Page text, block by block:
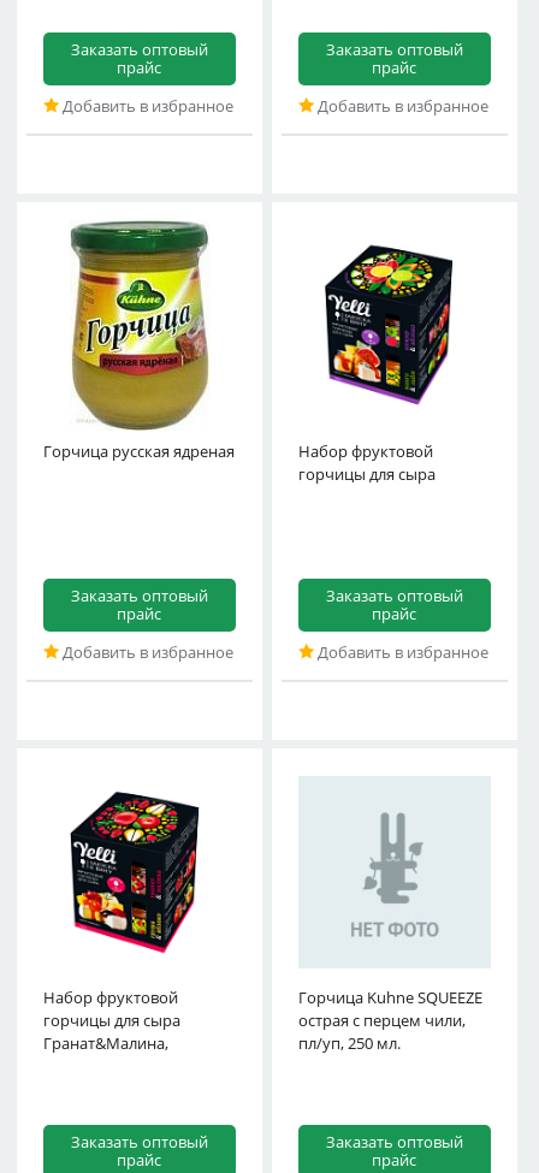
Заказать оптовый
прайс
Добавить в избранное
Заказать оптовый
прайс
Добавить в избранное
Горчица русская ядреная
Заказать оптовый
прайс
Добавить в избранное
Набор фруктовой
горчицы для сыра
Инжир&Яблоко,
Заказать оптовый
прайс
Добавить в избранное
Набор фруктовой
горчицы для сыра
Гранат&Малина,
Груша&Яблоко, Yelli, 100
Заказать оптовый
прайс
Горчица Kuhne SQUEEZE
острая с перцем чили,
пл/уп, 250 мл.
Заказать оптовый
прайс